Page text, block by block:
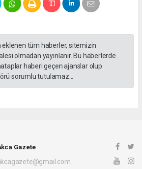
eklenen tüm haberler, sitemizin
olmadan yayınlanır. Bu haberlerde
haberi geçen ajanslar olup
sorumlu tutulamaz...
Gazete